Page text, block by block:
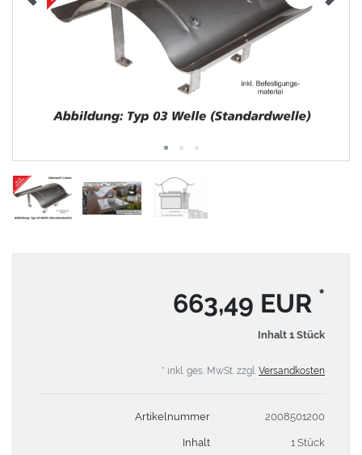
663,49 EUR *
Inhalt 1 Stück
* inkl. ges. MwSt. zzgl. Versandkosten
Artikelnummer 2008501200
Inhalt 1 Stück